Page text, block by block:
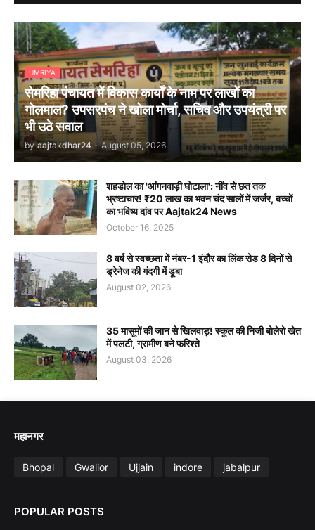
UMRIYA
सेमरिहा पंचायत में विकास कार्यों के नाम पर लाखों का
गोलमाल? उपसरपंच ने खोला मोर्चा, सचिव और उपयंत्री पर
भी उठे सवाल
by aajtakdhar24 - August 05, 2026
शहडोल का 'आंगनवाड़ी घोटाला': नींव से छत तक
भ्रष्टाचार! ₹20 लाख का भवन चंद सालों में जर्जर, बच्चों
का भविष्य दांव पर Aajtak24 News
October 16, 2025
8 वर्ष से स्वच्छता में नंबर-1 इंदौर का लिंक रोड 8 दिनों से
ड्रेनेज की गंदगी में डूबा
August 02, 2026
35 मासूमों की जान से खिलवाड़! स्कूल की निजी बोलेरो खेत
में पलटी, ग्रामीण बने फरिश्ते
August 03, 2026
महानगर
Bhopal Gwalior Ujjain indore jabalpur
POPULAR POSTS